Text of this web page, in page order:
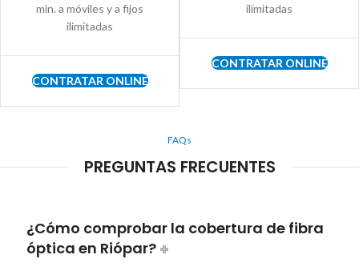
min. a móviles y a fijos
ilimitadas
CONTRATAR ONLINE
ilimitadas
CONTRATAR ONLINE
FAQs
PREGUNTAS FRECUENTES
¿Cómo comprobar la cobertura de fibra
óptica en Riópar?